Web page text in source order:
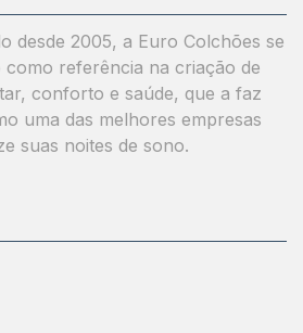
desde 2005, a Euro Colchões se
como referência na criação de
conforto e saúde, que a faz
uma das melhores empresas
suas noites de sono.